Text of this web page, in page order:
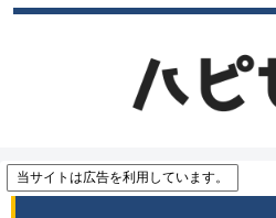
当サイトは広告を利用しています。